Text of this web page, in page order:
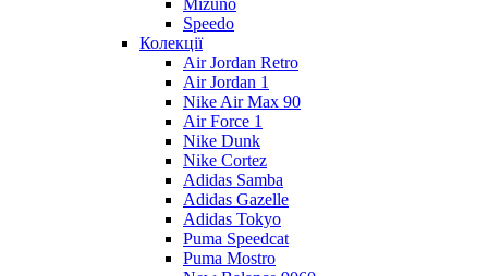
Speedo
Колекції
Air Jordan Retro
Air Jordan 1
Nike Air Max 90
Air Force 1
Nike Dunk
Nike Cortez
Adidas Samba
Adidas Gazelle
Adidas Tokyo
Puma Speedcat
Puma Mostro